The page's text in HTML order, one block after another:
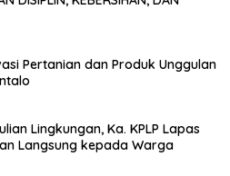
Pertanian dan Produk Unggulan
Lingkungan, Ka. KPLP Lapas
Langsung kepada Warga